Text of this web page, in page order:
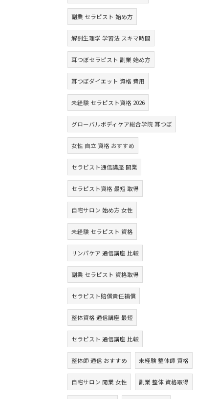
副業 セラピスト 始め方
解剖生理学 学習法 スキマ時間
耳つぼセラピスト 副業 始め方
耳つぼダイエット 資格 費用
未経験 セラピスト資格 2026
グローバルボディケア総合学院 耳つぼ
女性 自立 資格 おすすめ
セラピスト通信講座 開業
セラピスト資格 最短 取得
自宅サロン 始め方 女性
未経験 セラピスト 資格
リンパケア 通信講座 比較
副業 セラピスト 資格取得
セラピスト賠償責任補償
整体資格 通信講座 最短
セラピスト 通信講座 比較
整体師 通信 おすすめ 未経験 整体師 資格
自宅サロン 開業 女性 副業 整体 資格取得